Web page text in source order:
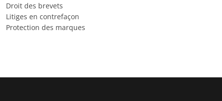
Droit des brevets
Litiges en contrefaçon
Protection des marques